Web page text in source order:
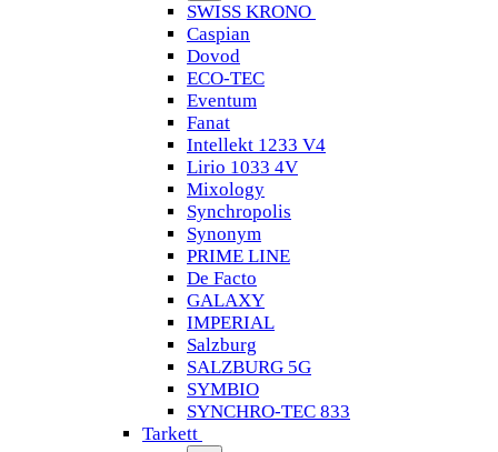
SWISS KRONO
Caspian
Dovod
ECO-TEC
Eventum
Fanat
Intellekt 1233 V4
Lirio 1033 4V
Mixology
Synchropolis
Synonym
PRIME LINE
De Facto
GALAXY
IMPERIAL
Salzburg
SALZBURG 5G
SYMBIO
SYNCHRO-TEC 833
Tarkett